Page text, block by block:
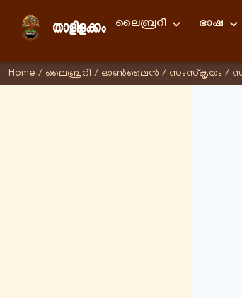
ലൈബ്രറി ഭാഷ
Home / ലൈബ്രറി / ഓണ്‍ലൈന്‍ / സംസ്കൃതം /